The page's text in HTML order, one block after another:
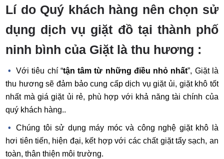
Lí do Quý khách hàng nên chọn sử
dụng dịch vụ giặt đồ tại thành phố
ninh bình của Giặt là thu hương :
Với tiêu chí “tận tâm từ những điều nhỏ nhất”, Giặt là
thu hương sẽ đảm bảo cung cấp dịch vụ giặt ủi, giặt khô tốt
nhất mà giá giặt ủi rẻ, phù hợp với khả năng tài chính của
quý khách hàng..
Chúng tôi sử dụng máy móc và công nghệ giặt khô là
hơi tiên tiến, hiện đại, kết hợp với các chất giặt tẩy sạch, an
toàn, thân thiện môi trường.